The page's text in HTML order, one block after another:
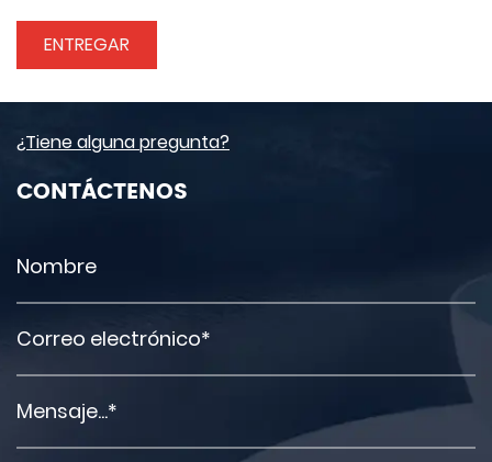
¿Tiene alguna pregunta?
CONTÁCTENOS